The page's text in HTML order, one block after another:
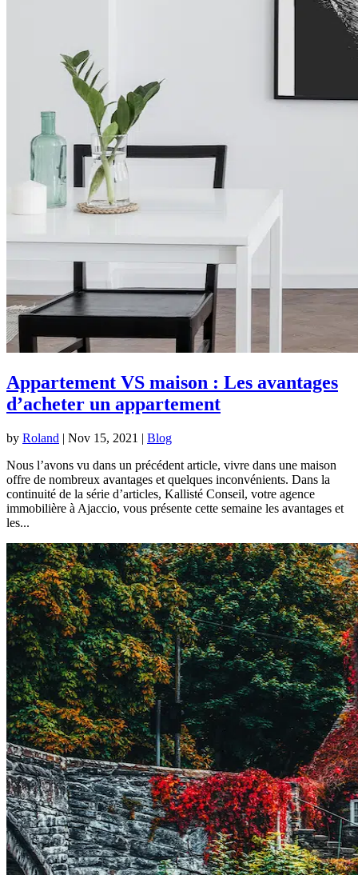
Appartement VS maison : Les avantages
d’acheter un appartement
by Roland | Nov 15, 2021 | Blog
Nous l’avons vu dans un précédent article, vivre dans une maison
offre de nombreux avantages et quelques inconvénients. Dans la
continuité de la série d’articles, Kallisté Conseil, votre agence
immobilière à Ajaccio, vous présente cette semaine les avantages et
les...